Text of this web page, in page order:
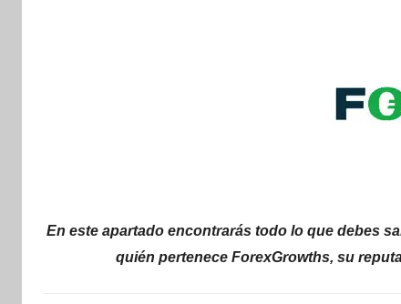
En este apartado encontrarás todo lo que debes
quién pertenece ForexGrowths, su